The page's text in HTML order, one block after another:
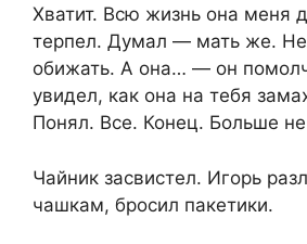
Хватит. Всю жизнь она меня
терпел. Думал — мать же.
обижать. А она… — он
увидел, как она на тебя
Понял. Все. Конец. Больше
Чайник засвистел. Игорь
чашкам, бросил пакетики.